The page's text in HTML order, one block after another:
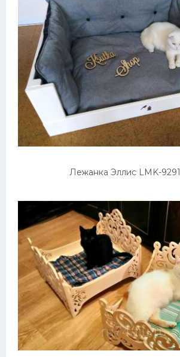
Лежанка Эллис LMK-9291